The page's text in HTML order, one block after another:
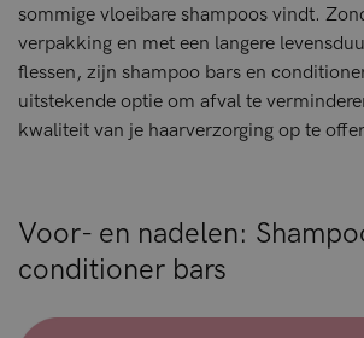
sommige vloeibare shampoos vindt.
verpakking en met een langere
flessen, zijn shampoo bars en
uitstekende optie om afval te
kwaliteit van je haarverzorging op te
Voor- en nadelen:
conditioner bars